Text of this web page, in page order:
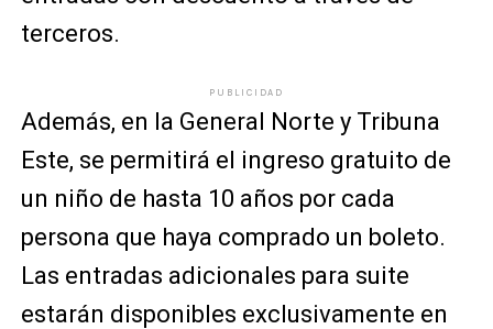
terceros.
PUBLICIDAD
Además, en la General Norte y Tribuna
Este, se permitirá el ingreso gratuito de
un niño de hasta 10 años por cada
persona que haya comprado un boleto.
Las entradas adicionales para suite
estarán disponibles exclusivamente en